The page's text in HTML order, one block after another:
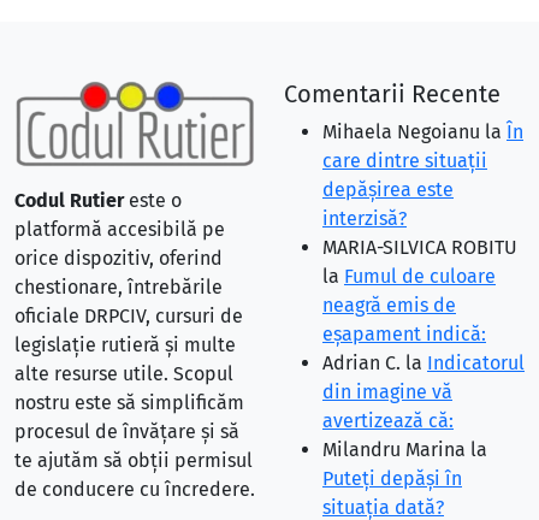
Codul Rutiereste o
platformă accesibilă pe
orice dispozitiv, oferind
chestionare, întrebările
oficiale DRPCIV, cursuri de
legislație rutieră și multe
alte resurse utile. Scopul
nostru este să simplificăm
procesul de învățare și să
te ajutăm să obții permisul
de conducere cu încredere.
Comentarii Recente
Mihaela Negoianu la În
care dintre situaţii
depăşirea este
interzisă?
MARIA-SILVICA ROBITU
la Fumul de culoare
neagră emis de
eşapament indică:
Adrian C. la Indicatorul
din imagine vă
avertizează că:
Milandru Marina la
Puteţi depăşi în
situaţia dată?